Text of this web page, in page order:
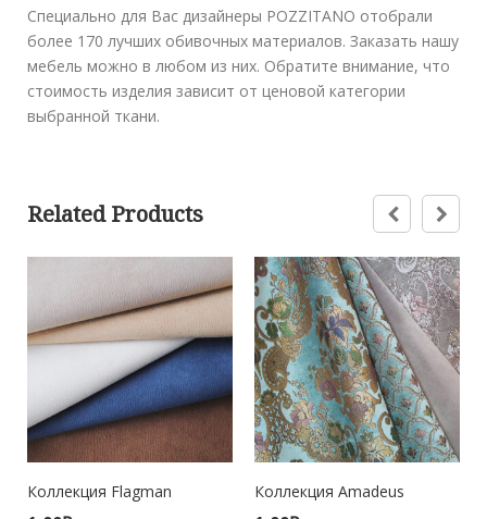
Специально для Вас дизайнеры POZZITANO отобрали
более 170 лучших обивочных материалов. Заказать нашу
мебель можно в любом из них. Обратите внимание, что
стоимость изделия зависит от ценовой категории
выбранной ткани.
Related Products
Коллекция Flagman Коллекция Amadeus